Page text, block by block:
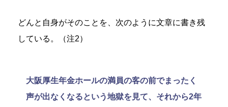
どんと自身がそのことを、次のように文章に書き残
している。（注2）
大阪厚生年金ホールの満員の客の前でまったく
声が出なくなるという地獄を見て、それから2年